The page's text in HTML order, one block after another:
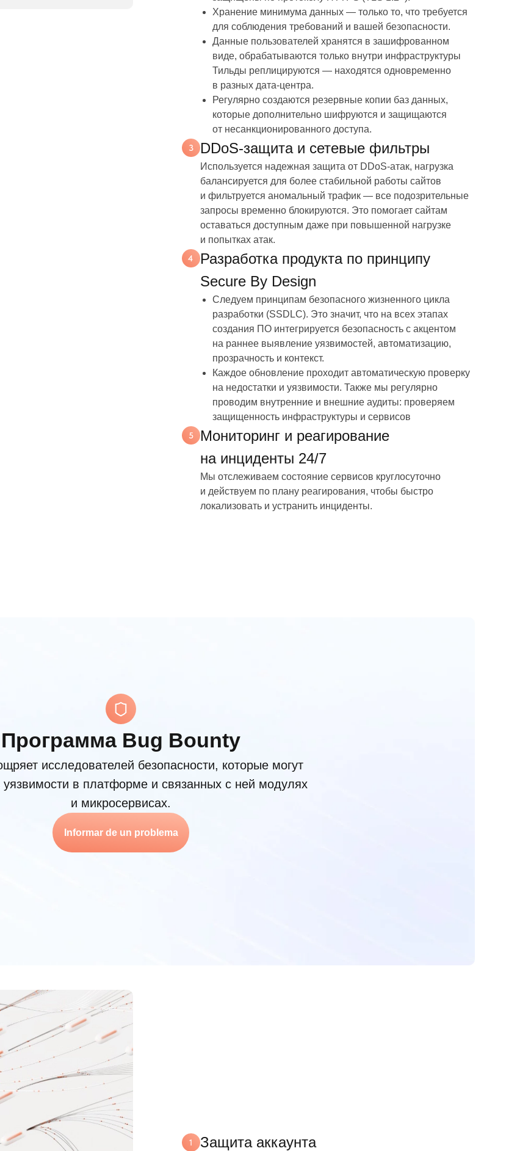
Хранение минимума данных — только то, что требуется
для соблюдения требований и вашей безопасности.
Данные пользователей хранятся в зашифрованном
виде, обрабатываются только внутри инфраструктуры
Тильды реплицируются — находятся одновременно
в разных дата-центра.
Регулярно создаются резервные копии баз данных,
которые дополнительно шифруются и защищаются
от несанкционированного доступа.
DDoS-защита и сетевые фильтры
Используется надежная защита от DDoS-атак, нагрузка
балансируется для более стабильной работы сайтов
и фильтруется аномальный трафик — все подозрительные
запросы временно блокируются. Это помогает сайтам
оставаться доступным даже при повышенной нагрузке
и попытках атак.
Разработка продукта по принципу
Secure By Design
Следуем принципам безопасного жизненного цикла
разработки (SSDLC). Это значит, что на всех этапах
создания ПО интегрируется безопасность с акцентом
на раннее выявление уязвимостей, автоматизацию,
прозрачность и контекст.
Каждое обновление проходит автоматическую проверку
на недостатки и уязвимости. Также мы регулярно
проводим внутренние и внешние аудиты: проверяем
защищенность инфраструктуры и сервисов
Мониторинг и реагирование
на инциденты 24/7
Мы отслеживаем состояние сервисов круглосуточно
и действуем по плану реагирования, чтобы быстро
локализовать и устранить инциденты.
Программа Bug Bounty
исследователей безопасности, которые могут
уязвимости в платформе и связанных с ней модулях
и микросервисах.
Informar de un problema
Защита аккаунта